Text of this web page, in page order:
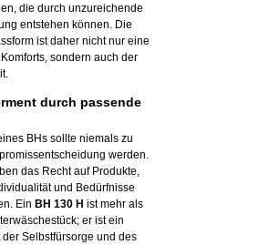
die durch unzureichende
entstehen können. Die
ist daher nicht nur eine
sondern auch der
durch passende
BHs sollte niemals zu
werden.
das Recht auf Produkte,
und Bedürfnisse
Ein BH 130 H ist mehr als
er ist ein
der Selbstfürsorge und des